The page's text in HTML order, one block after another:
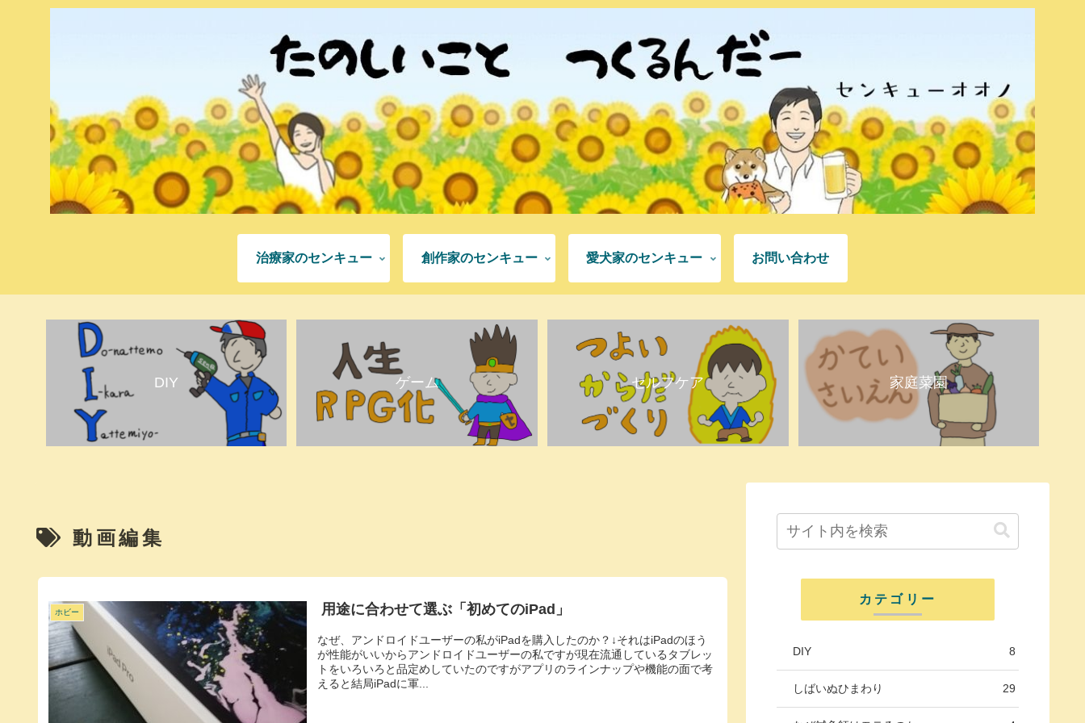
治療家のセンキュー 創作家のセンキュー 愛犬家のセンキュー お問い合わせ
DIY ゲーム セルフケア 家庭菜園
動画編集
ホビー 用途に合わせて選ぶ「初めてのiPad」
なぜ、アンドロイドユーザーの私がiPadを購入したのか？↓それはiPadのほう
が性能がいいからアンドロイドユーザーの私ですが現在流通しているタブレッ
トをいろいろと品定めしていたのですがアプリのラインナップや機能の面で考
えると結局iPadに軍...
カテゴリー
DIY 8
しばいぬひまわり 29